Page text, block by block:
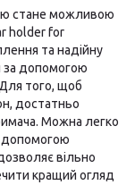
стане можливою
holder for
та надійну
за допомогою
того, щоб
достатньо
Можна легко
допомогою
вільно
кращий огляд